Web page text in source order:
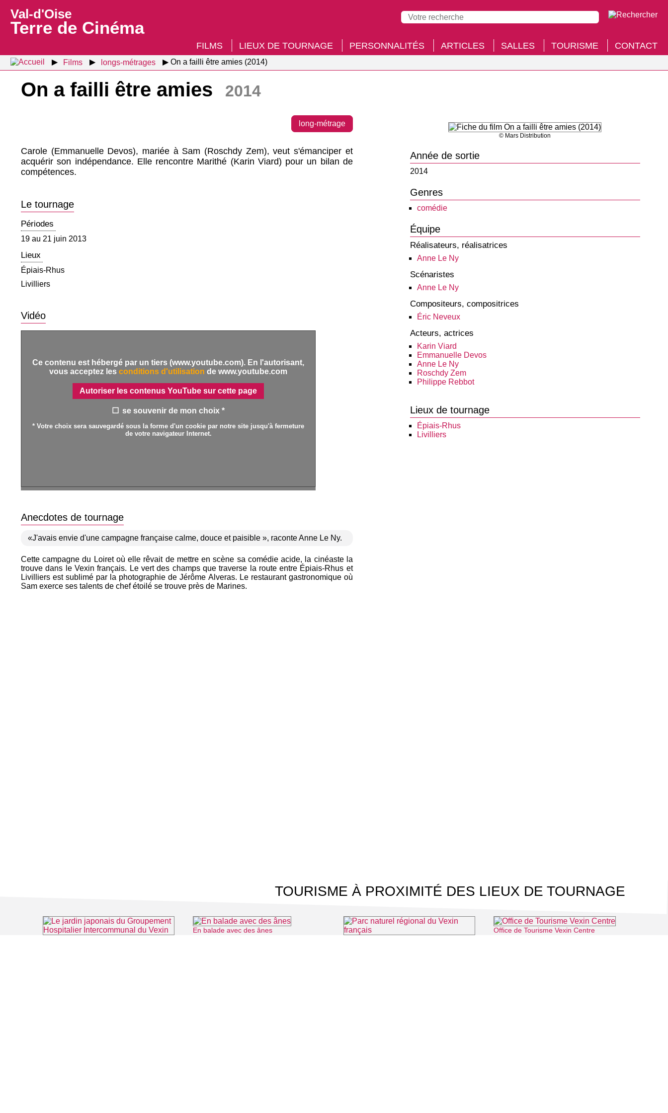
Val-d'Oise
Terre de Cinéma
FILMS LIEUX DE TOURNAGE PERSONNALITÉS ARTICLES SALLES TOURISME CONTACT
Films longs-métrages On a failli être amies (2014)
On a failli être amies 2014
long-métrage
Carole (Emmanuelle Devos), mariée à Sam (Roschdy Zem), veut s'émanciper et
acquérir son indépendance. Elle rencontre Marithé (Karin Viard) pour un bilan de
compétences.
Le tournage
Périodes
19 au 21 juin 2013
Lieux
Épiais-Rhus
Livilliers
Vidéo
Ce contenu est hébergé par un tiers (www.youtube.com). En l'autorisant,
vous acceptez les conditions d'utilisation de www.youtube.com
Autoriser les contenus YouTube sur cette page
se souvenir de mon choix *
* Votre choix sera sauvegardé sous la forme d'un cookie par notre site jusqu'à fermeture
de votre navigateur Internet.
Anecdotes de tournage
«J'avais envie d'une campagne française calme, douce et paisible », raconte Anne Le Ny.
Cette campagne du Loiret où elle rêvait de mettre en scène sa comédie acide, la cinéaste la
trouve dans le Vexin français. Le vert des champs que traverse la route entre Épiais-Rhus et
Livilliers est sublimé par la photographie de Jérôme Alveras. Le restaurant gastronomique où
Sam exerce ses talents de chef étoilé se trouve près de Marines.
© Mars Distribution
Année de sortie
2014
Genres
comédie
Équipe
Réalisateurs, réalisatrices
Anne Le Ny
Scénaristes
Anne Le Ny
Compositeurs, compositrices
Éric Neveux
Acteurs, actrices
Karin Viard
Emmanuelle Devos
Anne Le Ny
Roschdy Zem
Philippe Rebbot
Lieux de tournage
Épiais-Rhus
Livilliers
TOURISME À PROXIMITÉ DES LIEUX DE TOURNAGE
En balade avec des ânes
Office de Tourisme Vexin Centre